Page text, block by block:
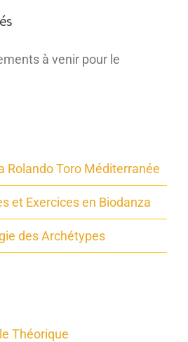
à venir pour le
Rolando Toro Méditerranée
et Exercices en Biodanza
des Archétypes
Théorique